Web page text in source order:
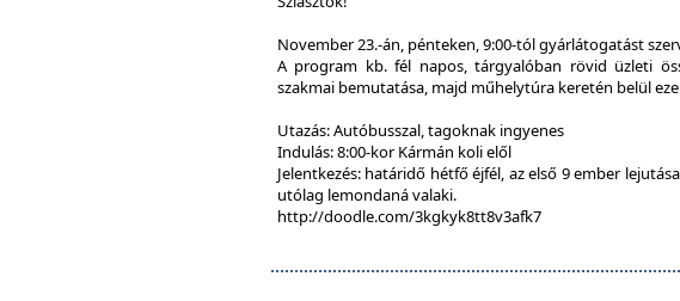
November 23.-án, pénteken, 9:00-tól gyárlátogatást
A program kb. fél napos, tárgyalóban rövid üzleti
szakmai bemutatása, majd műhelytúra keretén belül
Utazás: Autóbusszal, tagoknak ingyenes
Indulás: 8:00-kor Kármán koli elől
Jelentkezés: határidő hétfő éjfél, az első 9 ember
utólag lemondaná valaki.
http://doodle.com/3kgkyk8tt8v3afk7